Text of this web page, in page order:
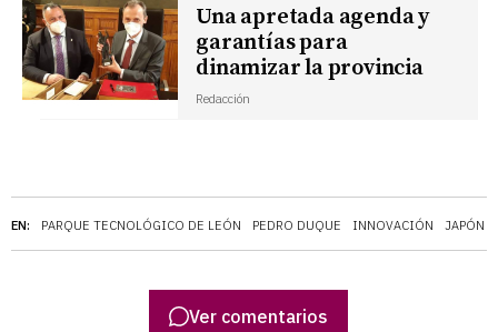
EN: PARQUE TECNOLÓGICO DE LEÓN PEDRO DUQUE INNOVACIÓN JAPÓN
Una apretada agenda y
garantías para
dinamizar la provincia
Redacción
Ver comentarios